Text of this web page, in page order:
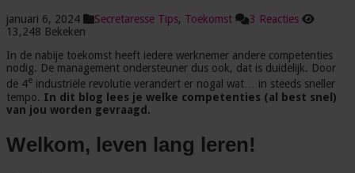
januari 6, 2024 Secretaresse Tips, Toekomst
3 Reacties
13,248 Bekeken
In de nabije toekomst heeft iedere werknemer andere competenties
nodig. De management ondersteuner dus ook, dat is duidelijk. Door
de 4e industriële revolutie verandert er nogal wat… in steeds sneller
tempo. In dit blog lees je welke competenties (al best snel)
van jou worden gevraagd.
Welkom, leven lang leren!